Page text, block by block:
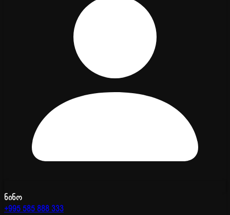
ნინო
+995 585 888 333